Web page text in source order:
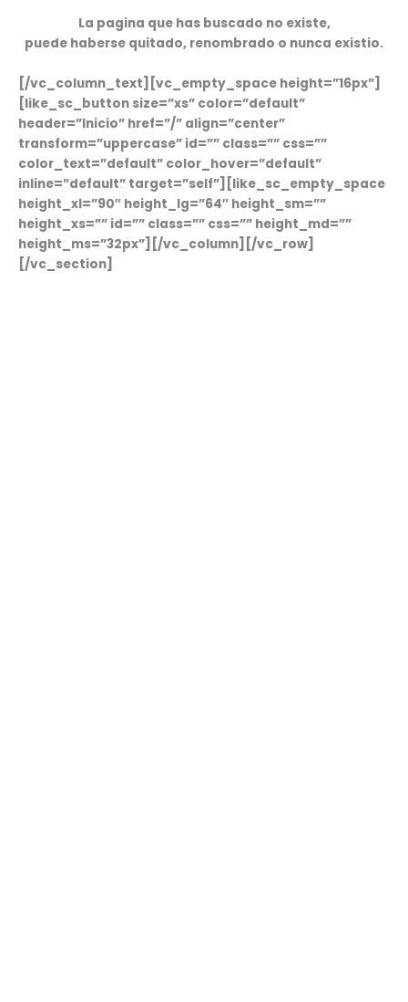
La pagina que has buscado no existe,
puede haberse quitado, renombrado o nunca existio.
[/vc_column_text][vc_empty_space height=”16px”]
[like_sc_button size=”xs” color=”default”
header=”Inicio” href=”/” align=”center”
transform=”uppercase” id=”” class=”” css=””
color_text=”default” color_hover=”default”
inline=”default” target=”self”][like_sc_empty_space
height_xl=”90″ height_lg=”64″ height_sm=””
height_xs=”” id=”” class=”” css=”” height_md=””
height_ms=”32px”][/vc_column][/vc_row]
[/vc_section]